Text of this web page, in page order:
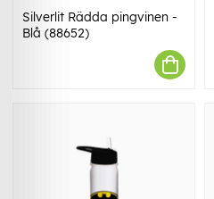
Silverlit Rädda pingvinen -
Blå (88652)